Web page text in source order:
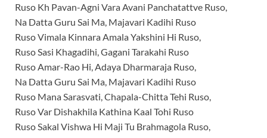
Ruso Kh Pavan-Agni Vara Avani Panchatattve Ruso,
Na Datta Guru Sai Ma, Majavari Kadihi Ruso
Ruso Vimala Kinnara Amala Yakshini Hi Ruso,
Ruso Sasi Khagadihi, Gagani Tarakahi Ruso
Ruso Amar-Rao Hi, Adaya Dharmaraja Ruso,
Na Datta Guru Sai Ma, Majavari Kadihi Ruso
Ruso Mana Sarasvati, Chapala-Chitta Tehi Ruso,
Ruso Var Dishakhila Kathina Kaal Tohi Ruso
Ruso Sakal Vishwa Hi Maji Tu Brahmagola Ruso,